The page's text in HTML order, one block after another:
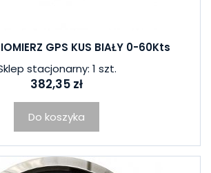
GPS KUS BIAŁY 0-60Kts
stacjonarny: 1 szt.
382,35 zł
Do koszyka